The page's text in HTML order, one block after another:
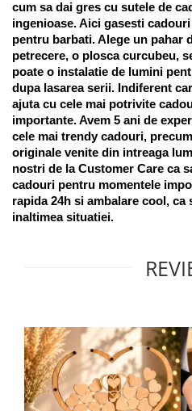
cum sa dai gres cu sutele de
ingenioase. Aici gasesti
pentru barbati. Alege un pahar
petrecere, o plosca curcubeu,
poate o instalatie de lumini
dupa lasarea serii. Indiferent
ajuta cu cele mai potrivite
importante. Avem 5 ani de
cele mai trendy cadouri,
originale venite din intreaga
nostri de la Customer Care ca
cadouri pentru momentele
rapida 24h si ambalare cool, ca
inaltimea situatiei.